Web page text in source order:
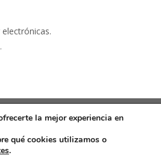
la mejor experiencia en
qué cookies utilizamos o
.